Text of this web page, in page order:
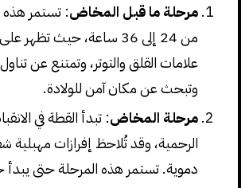
مرحلة ما قبل المخاض: تستمر هذه
من 24 إلى 36 ساعة، حيث تظهر
علامات القلق والتوتر، وتمتنع عن
وتبحث عن مكان آمن للولادة.
مرحلة المخاض: تبدأ القطة في
الرحمية، وقد تُلاحظ إفرازات مهبلية
دموية. تستمر هذه المرحلة حتى